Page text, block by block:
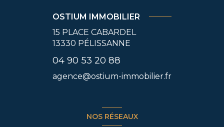
OSTIUM IMMOBILIER
15 PLACE CABARDEL
13330 PÉLISSANNE
04 90 53 20 88
agence@ostium-immobilier.fr
NOS RÉSEAUX